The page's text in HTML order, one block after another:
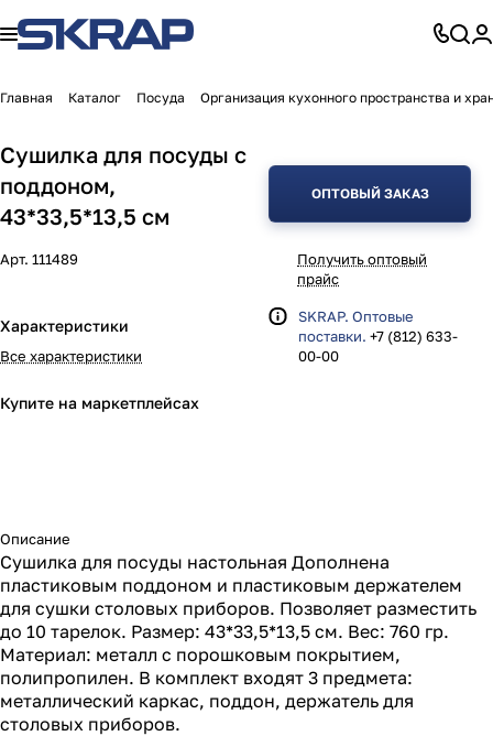
Главная Каталог Посуда Организация кухонного пространства и
Сушилка для посуды с
поддоном,
43*33,5*13,5 см
Арт. 111489
Характеристики
Все характеристики
Купите на маркетплейсах
ОПТОВЫЙ ЗАКАЗ
Получить оптовый
прайс
SKRAP. Оптовые
поставки. +7 (812) 633-
00-00
Описание
Сушилка для посуды настольная Дополнена
пластиковым поддоном и пластиковым держателем
для сушки столовых приборов. Позволяет разместить
до 10 тарелок. Размер: 43*33,5*13,5 см. Вес: 760 гр.
Материал: металл с порошковым покрытием,
полипропилен. В комплект входят 3 предмета:
металлический каркас, поддон, держатель для
столовых приборов.